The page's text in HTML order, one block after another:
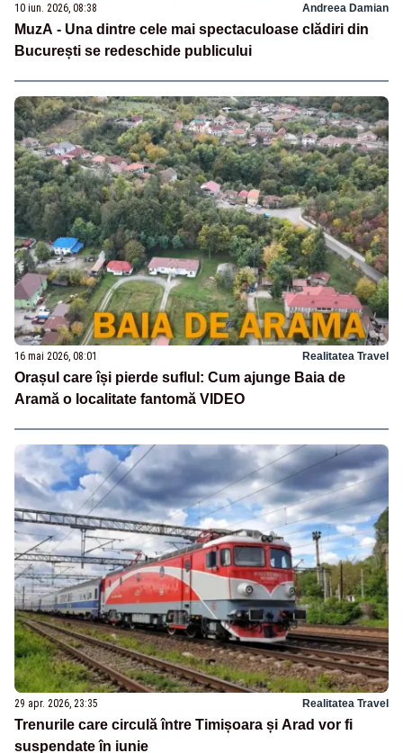
10 iun. 2026, 08:38 Andreea Damian
MuzA - Una dintre cele mai spectaculoase clădiri din
București se redeschide publicului
16 mai 2026, 08:01 Realitatea Travel
Orașul care își pierde suflul: Cum ajunge Baia de
Aramă o localitate fantomă VIDEO
29 apr. 2026, 23:35 Realitatea Travel
Trenurile care circulă între Timișoara și Arad vor fi
suspendate în iunie